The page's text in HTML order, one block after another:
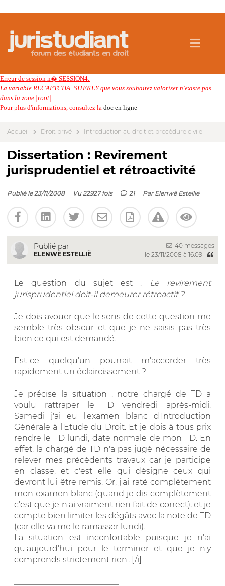
Erreur de session n� SESSION4:
La variable RECAPTCHA_SITEKEY que vous souhaitez valoriser n'existe pas
dans la zone |root|.
Pour plus d'informations, consultez la doc en ligne
Accueil Droit privé Introduction au droit et procédure civile
Dissertation : Revirement
jurisprudentiel et rétroactivité
Publié le 23/11/2008 Vu 22927 fois 21 Par Elenwë Estellië
Publié par
ELENWË ESTELLIË
40 messages
le 23/11/2008 à 16:09
Le question du sujet est :
Le revirement
jurisprudentiel doit-il demeurer rétroactif ?
Je dois avouer que le sens de cette question me
semble très obscur et que je ne saisis pas très
bien ce qui est demandé.
Est-ce quelqu'un pourrait m'accorder très
rapidement un éclaircissement ?
Je précise la situation : notre chargé de TD a
voulu rattraper le TD vendredi après-midi.
Samedi j'ai eu l'examen blanc d'Introduction
Générale à l'Etude du Droit. Et je dois à tous prix
rendre le TD lundi, date normale de mon TD. En
effet, la chargé de TD n'a pas jugé nécessaire de
relever mes précédents travaux car je participe
en classe, et c'est elle qui désigne ceux qui
devront lui être remis. Or, j'ai raté complètement
mon examen blanc (quand je dis complètement
c'est que je n'ai vraiment rien fait de correct), et je
compte bien limiter les dégâts avec la note de TD
(car elle va me le ramasser lundi).
La situation est inconfortable puisque je n'ai
qu'aujourd'hui pour le terminer et que je n'y
comprends strictement rien...[/i]